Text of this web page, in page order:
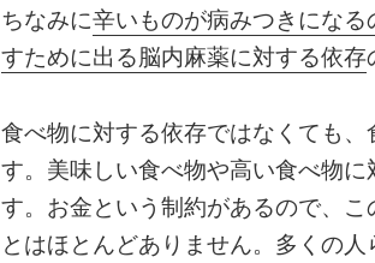
ちなみに辛いものが病みつきにな
すために出る脳内麻薬に対する依存
食べ物に対する依存ではなくても
す。美味しい食べ物や高い食べ物
す。お金という制約があるので、
とはほとんどありません。多くの